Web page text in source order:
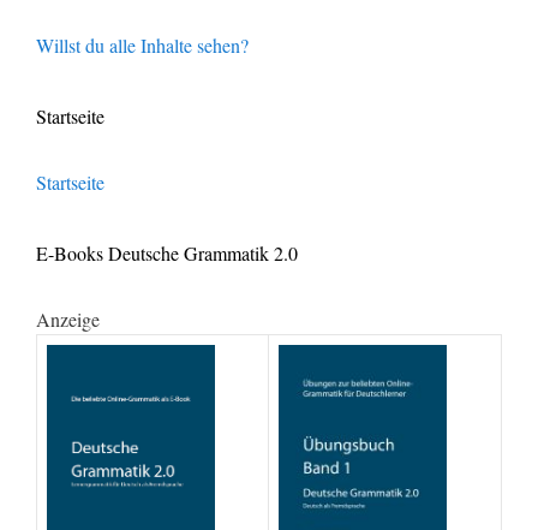
Willst du alle Inhalte sehen?
Startseite
Startseite
E-Books Deutsche Grammatik 2.0
Anzeige